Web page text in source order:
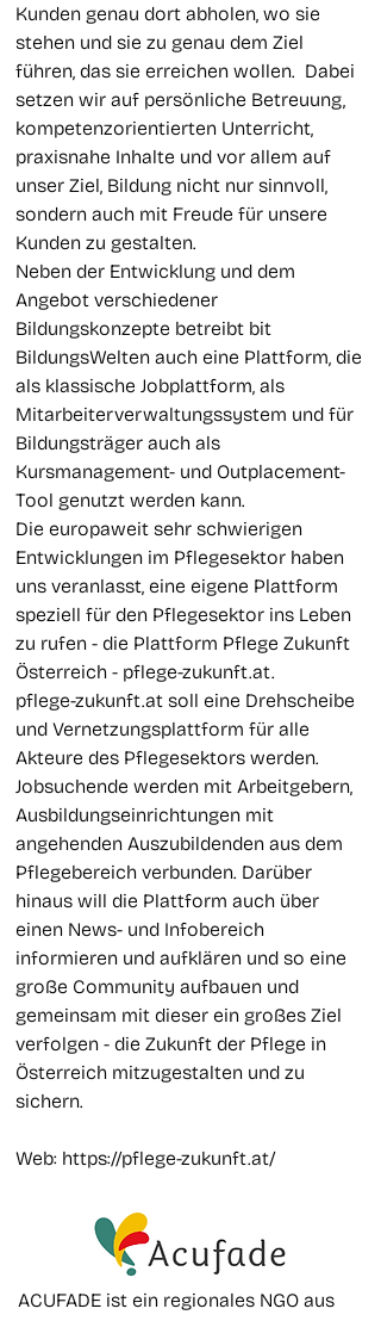
Kunden genau dort abholen, wo sie
stehen und sie zu genau dem Ziel
führen, das sie erreichen wollen. Dabei
setzen wir auf persönliche Betreuung,
kompetenzorientierten Unterricht,
praxisnahe Inhalte und vor allem auf
unser Ziel, Bildung nicht nur sinnvoll,
sondern auch mit Freude für unsere
Kunden zu gestalten.
Neben der Entwicklung und dem
Angebot verschiedener
Bildungskonzepte betreibt bit
BildungsWelten auch eine Plattform, die
als klassische Jobplattform, als
Mitarbeiterverwaltungssystem und für
Bildungsträger auch als
Kursmanagement- und Outplacement-
Tool genutzt werden kann.
Die europaweit sehr schwierigen
Entwicklungen im Pflegesektor haben
uns veranlasst, eine eigene Plattform
speziell für den Pflegesektor ins Leben
zu rufen - die Plattform Pflege Zukunft
Österreich - pflege-zukunft.at.
pflege-zukunft.at soll eine Drehscheibe
und Vernetzungsplattform für alle
Akteure des Pflegesektors werden.
Jobsuchende werden mit Arbeitgebern,
Ausbildungseinrichtungen mit
angehenden Auszubildenden aus dem
Pflegebereich verbunden. Darüber
hinaus will die Plattform auch über
einen News- und Infobereich
informieren und aufklären und so eine
große Community aufbauen und
gemeinsam mit dieser ein großes Ziel
verfolgen - die Zukunft der Pflege in
Österreich mitzugestalten und zu
sichern.
Web: https://pflege-zukunft.at/
ACUFADE ist ein regionales NGO aus